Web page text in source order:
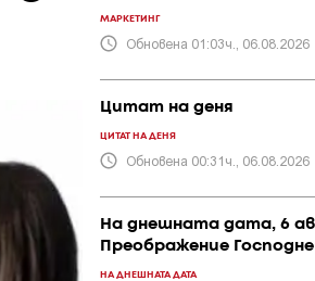
МАРКЕТИНГ
Обновена 01:03ч., 06.08.2026
Цитат на деня
ЦИТАТ НА ДЕНЯ
Обновена 00:31ч., 06.08.2026
На днешната дата, 6
Преображение Господне
НА ДНЕШНАТА ДАТА